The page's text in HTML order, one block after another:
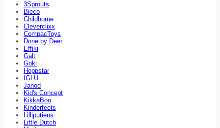
3Sprouts
Bieco
Childhome
Cleverclixx
CompacToys
Done by Deer
Effiki
Galt
Goki
Hoppstar
IGLU
Janod
Kid's Concept
KikkaBoo
Kinderfeets
Lilliputiens
Little Dutch